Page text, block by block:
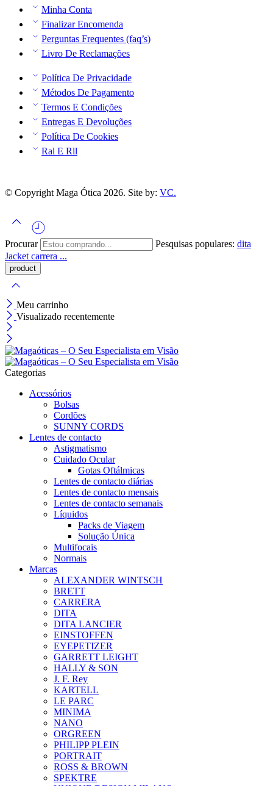
Minha Conta
Finalizar Encomenda
Perguntas Frequentes (faq’s)
Livro De Reclamações
Política De Privacidade
Métodos De Pagamento
Termos E Condições
Entregas E Devoluções
Política De Cookies
Ral E Rll
© Copyright Maga Ótica 2026. Site by: VC.
Procurar Pesquisas populares: dita
Jacket carrera ...
Meu carrinho
Visualizado recentemente
Categorias
Acessórios
Bolsas
Cordões
SUNNY CORDS
Lentes de contacto
Astigmatismo
Cuidado Ocular
Gotas Oftálmicas
Lentes de contacto diárias
Lentes de contacto mensais
Lentes de contacto semanais
Líquidos
Packs de Viagem
Solução Única
Multifocais
Normais
Marcas
ALEXANDER WINTSCH
BRETT
CARRERA
DITA
DITA LANCIER
EINSTOFFEN
EYEPETIZER
GARRETT LEIGHT
HALLY & SON
J. F. Rey
KARTELL
LE PARC
MINIMA
NANO
ORGREEN
PHILIPP PLEIN
PORTRAIT
ROSS & BROWN
SPEKTRE